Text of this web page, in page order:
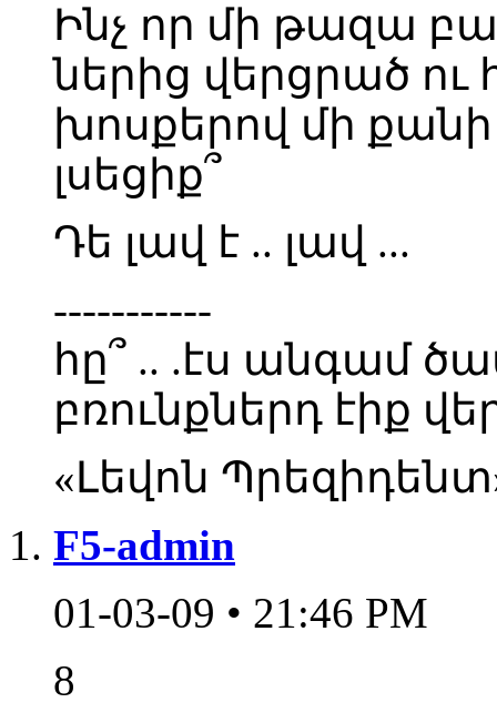
Ինչ որ մի թազա
ներից վերցրած
խոսքերով մի
լսեցիք՞
Դե լավ է .. լավ ...
-----------
հը՞ .. .էս անգամ
բռունքներդ էիք
«Լեվոն
F5-admin
01-03-09 • 21:46 PM
8